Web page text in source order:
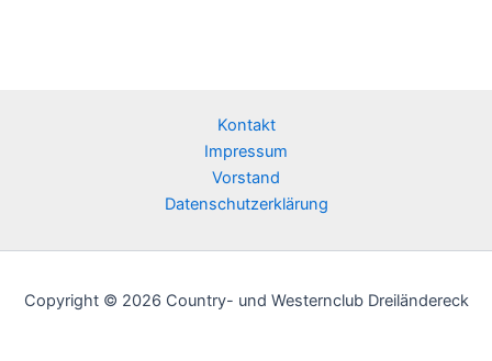
Kontakt
Impressum
Vorstand
Datenschutzerklärung
Copyright © 2026 Country- und Westernclub Dreiländereck